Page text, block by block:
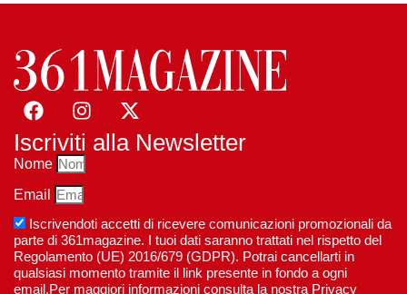
Iscriviti alla Newsletter
Nome
Email
Iscrivendoti accetti di ricevere comunicazioni promozionali da
parte di 361magazine. I tuoi dati saranno trattati nel rispetto del
Regolamento (UE) 2016/679 (GDPR). Potrai cancellarti in
qualsiasi momento tramite il link presente in fondo a ogni
email.Per maggiori informazioni consulta la nostra Privacy